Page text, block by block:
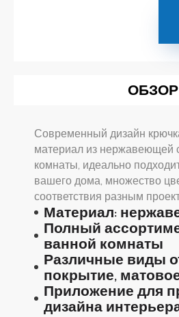
ОБЗОР
Современный дизайн
материал из нержавеющей
комнаты, идеально
вашего дома, множество
соответствия разным
Материал:
Полный
ванной комнаты
Различные виды
покрытие,
Приложение для
дизайна